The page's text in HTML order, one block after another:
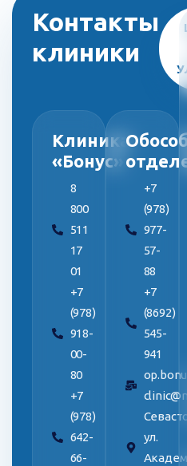
Контакты
клиники
Клиника
«Бонус»
8
800
511
17
01
+7
(978)
918-
00-
80
+7
(978)
642-
66-
+7
(978)
977-
57-
88
+7
(8692)
545-
941
ул.